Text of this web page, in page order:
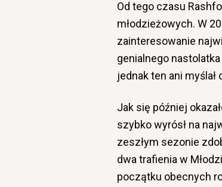
Od tego czasu
młodzieżowych. W
zainteresowanie
genialnego
jednak ten ani
Jak się później
szybko wyrósł na
zeszłym sezonie
dwa trafienia w
początku obecnych